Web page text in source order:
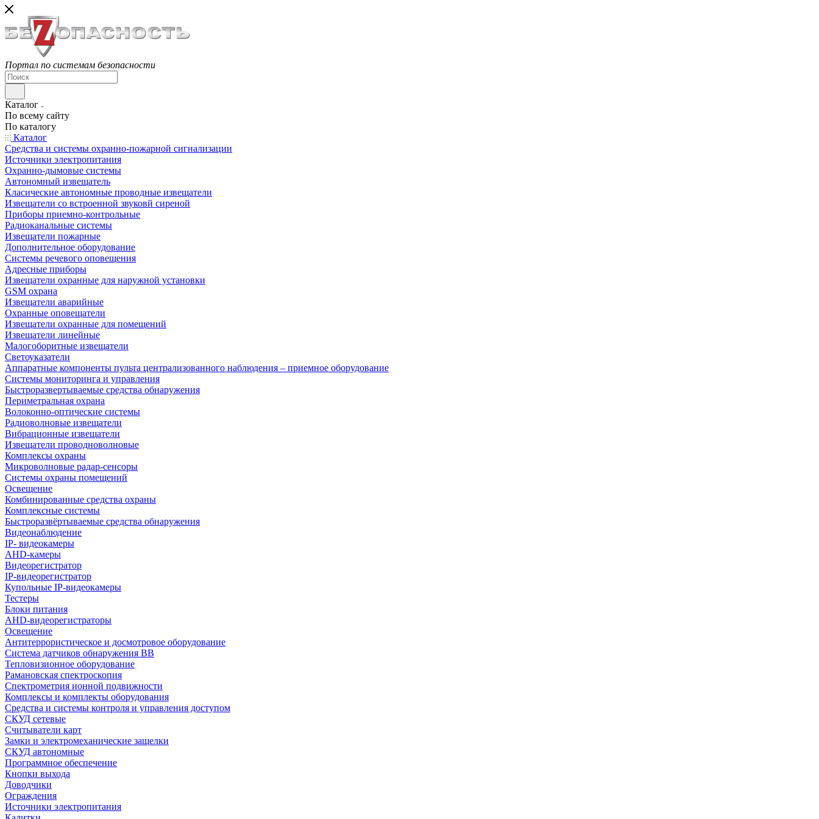
Портал по системам безопасности
Каталог
По всему сайту
По каталогу
Каталог
Средства и системы охранно-пожарной сигнализации
Источники электропитания
Охранно-дымовые системы
Автономный извещатель
Класические автономные проводные извещатели
Извещатели со встроенной звуковй сиреной
Приборы приемно-контрольные
Радиоканальные системы
Извещатели пожарные
Дополнительное оборудование
Системы речевого оповещения
Адресные приборы
Извещатели охранные для наружной установки
GSM охрана
Извещатели аварийные
Охранные оповещатели
Извещатели охранные для помещений
Извещатели линейные
Малогоборитные извещатели
Светоуказатели
Аппаратные компоненты пульта централизованного наблюдения – приемное оборудование
Системы мониторинга и управления
Быстроразвертываемые средства обнаружения
Периметральная охрана
Волоконно-оптические системы
Радиоволновые извещатели
Вибрационные извещатели
Извещатели проводноволновые
Комплексы охраны
Микроволновые радар-сенсоры
Системы охраны помещений
Освещение
Комбинированные средства охраны
Комплексные системы
Быстроразвёртываемые средства обнаружения
Видеонаблюдение
IP- видеокамеры
AHD-камеры
Видеорегистратор
IP-видеорегистратор
Купольные IP-видеокамеры
Тестеры
Блоки питания
AHD-видеорегистраторы
Освещение
Антитеррористическое и досмотровое оборудование
Cистема датчиков обнаружения ВВ
Тепловизионное оборудование
Рамановская спектроскопия
Спектрометрия ионной подвижности
Комплексы и комплекты оборудования
Средства и системы контроля и управления доступом
СКУД сетевые
Считыватели карт
Замки и электромеханические защелки
СКУД автономные
Программное обеспечение
Кнопки выхода
Доводчики
Ограждения
Источники электропитания